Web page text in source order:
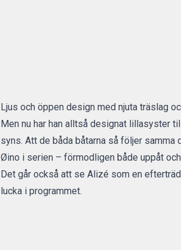
Ljus och öppen design med njuta träslag
Men nu har han alltså designat lillasyster
syns. Att de båda båtarna så följer
Øino i serien – förmodligen både uppåt
Det går också att se Alizé som en
lucka i programmet.